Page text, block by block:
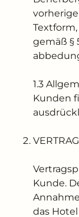
gemäß §
1.3
Kunden
Kunde.
das